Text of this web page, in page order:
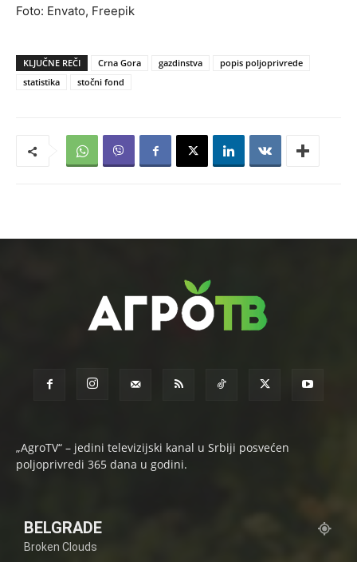
Foto: Envato, Freepik
KLJUČNE REČI Crna Gora gazdinstva
popis poljoprivrede
statistika
stočni fond
„AgroTV“ – jedini televizijski kanal u Srbiji posvećen
poljoprivredi 365 dana u godini.
BELGRADE
Broken Clouds